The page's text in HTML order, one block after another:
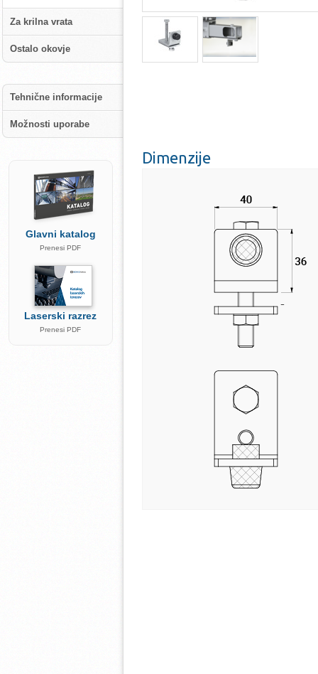
Dimenzije
Za krilna vrata
Ostalo okovje
Tehnične informacije
Možnosti uporabe
Glavni katalog
Prenesi PDF
Laserski razrez
Prenesi PDF